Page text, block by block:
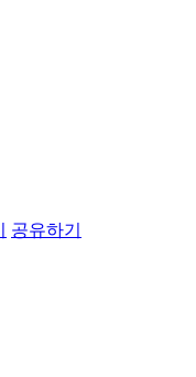
공유하기